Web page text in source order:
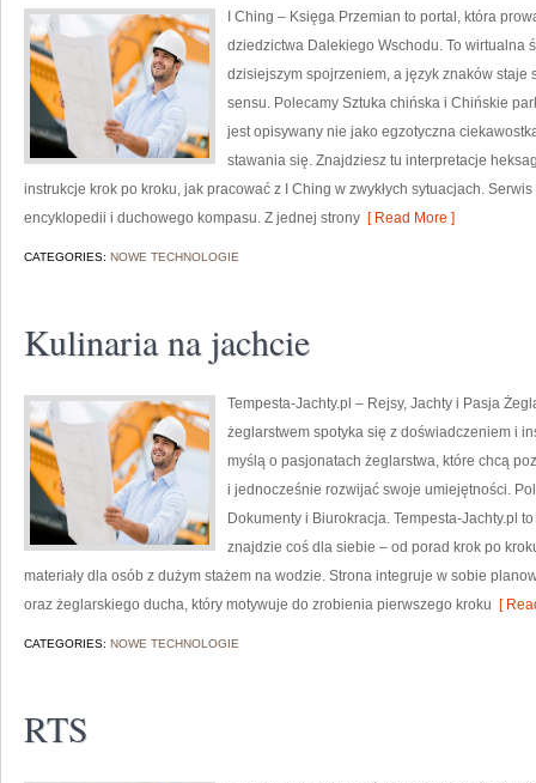
I Ching – Księga Przemian to portal, która
dziedzictwa Dalekiego Wschodu. To wirtualna
dzisiejszym spojrzeniem, a język znaków staje
sensu. Polecamy Sztuka chińska i Chińskie
jest opisywany nie jako egzotyczna
stawania się. Znajdziesz tu interpretacje
instrukcje krok po kroku, jak pracować z I Ching w zwykłych sytuacjach.
encyklopedii i duchowego kompasu. Z jednej strony [ Read More ]
CATEGORIES: NOWE TECHNOLOGIE
Kulinaria na jachcie
Tempesta-Jachty.pl – Rejsy, Jachty i Pasja
żeglarstwem spotyka się z doświadczeniem i
myślą o pasjonatach żeglarstwa, które chcą
i jednocześnie rozwijać swoje umiejętności.
Dokumenty i Biurokracja. Tempesta-Jachty.pl
znajdzie coś dla siebie – od porad krok po
materiały dla osób z dużym stażem na wodzie. Strona integruje w sobie
oraz żeglarskiego ducha, który motywuje do zrobienia pierwszego kroku [
CATEGORIES: NOWE TECHNOLOGIE
RTS